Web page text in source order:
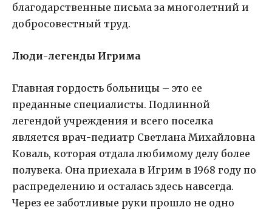
благодарственные письма за многолетний и
добросовестный труд.
Люди-легенды Игрима
Главная гордость больницы – это ее
преданные специалисты. Подлинной
легендой учреждения и всего поселка
является врач-педиатр Светлана Михайловна
Коваль, которая отдала любимому делу более
полувека. Она приехала в Игрим в 1968 году по
распределению и осталась здесь навсегда.
Через ее заботливые руки прошло не одно